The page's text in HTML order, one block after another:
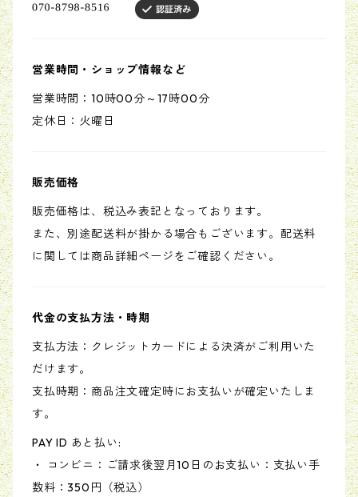
営業時間・ショップ情報など
営業時間：10時00分～17時00分
定休日：火曜日
販売価格
販売価格は、税込み表記となっております。
また、別途配送料が掛かる場合もございます。配送料
に関しては商品詳細ページをご確認ください。
代金の支払方法・時期
支払方法：クレジットカードによる決済がご利用いた
だけます。
支払時期：商品注文確定時にお支払いが確定いたしま
す。
PAY ID あと払い:
・ コンビニ：ご請求後翌月10日のお支払い：支払い手
数料：350円（税込）